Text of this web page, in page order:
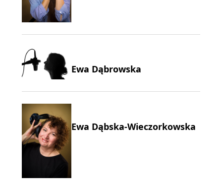
Ewa Dąbrowska
Ewa Dąbska-Wieczorkowska